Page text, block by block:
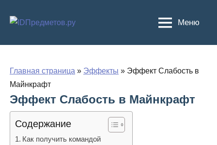
Меню
Главная страница » Эффекты » Эффект Слабость в
Майнкрафт
Эффект Слабость в Майнкрафт
Содержание
Как получить командой